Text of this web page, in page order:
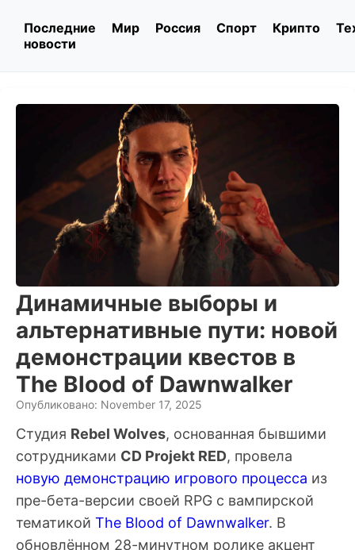
Последние
новости
Мир Россия Спорт Крипто
Динамичные выборы и
альтернативные пути: новой
демонстрации квестов в
The Blood of Dawnwalker
Опубликовано: November 17, 2025
Студия Rebel Wolves, основанная бывшими
сотрудниками CD Projekt RED, провела
новую демонстрацию игрового процесса из
пре-бета-версии своей RPG с вампирской
тематикой The Blood of Dawnwalker. В
обновлённом 28-минутном ролике акцент